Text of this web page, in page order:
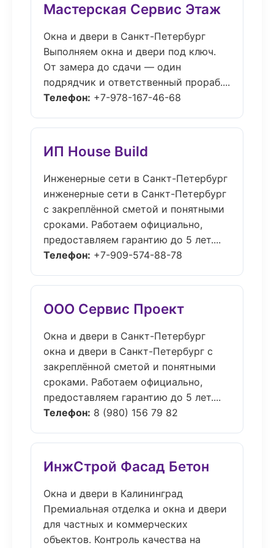
Мастерская Сервис Этаж
Окна и двери в Санкт-Петербург
Выполняем окна и двери под ключ.
От замера до сдачи — один
подрядчик и ответственный прораб....
Телефон: +7-978-167-46-68
ИП House Build
Инженерные сети в Санкт-Петербург
инженерные сети в Санкт-Петербург
с закреплённой сметой и понятными
сроками. Работаем официально,
предоставляем гарантию до 5 лет....
Телефон: +7-909-574-88-78
ООО Сервис Проект
Окна и двери в Санкт-Петербург
окна и двери в Санкт-Петербург с
закреплённой сметой и понятными
сроками. Работаем официально,
предоставляем гарантию до 5 лет....
Телефон: 8 (980) 156 79 82
ИнжСтрой Фасад Бетон
Окна и двери в Калининград
Премиальная отделка и окна и двери
для частных и коммерческих
объектов. Контроль качества на